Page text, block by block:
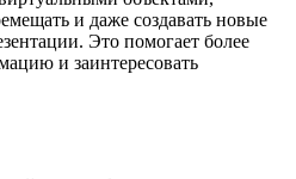
и даже создавать новые
Это помогает более
и заинтересовать